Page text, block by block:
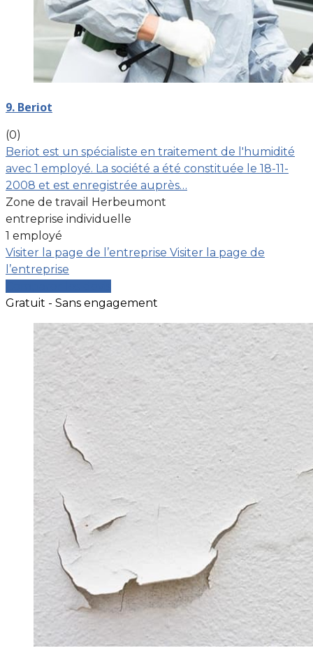
9. Beriot
(0)
Beriot est un spécialiste en traitement de l'humidité
avec 1 employé. La société a été constituée le 18-11-
2008 et est enregistrée auprès…
Zone de travail Herbeumont
entreprise individuelle
1 employé
Visiter la page de l’entreprise Visiter la page de
l’entreprise
Gratuit - Sans engagement